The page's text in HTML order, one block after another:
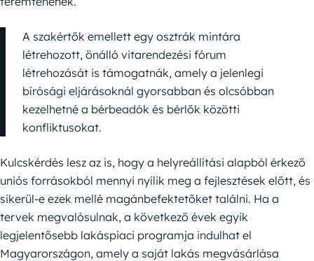
A szakértők emellett egy osztrák mintára
létrehozott, önálló vitarendezési fórum
létrehozását is támogatnák, amely a jelenlegi
bírósági eljárásoknál gyorsabban és olcsóbban
kezelhetné a bérbeadók és bérlők közötti
konfliktusokat.
Kulcskérdés lesz az is, hogy a helyreállítási alapból érkező
uniós forrásokból mennyi nyílik meg a fejlesztések előtt, és
sikerül-e ezek mellé magánbefektetőket találni. Ha a
tervek megvalósulnak, a következő évek egyik
legjelentősebb lakáspiaci programja indulhat el
Magyarországon, amely a saját lakás megvásárlása